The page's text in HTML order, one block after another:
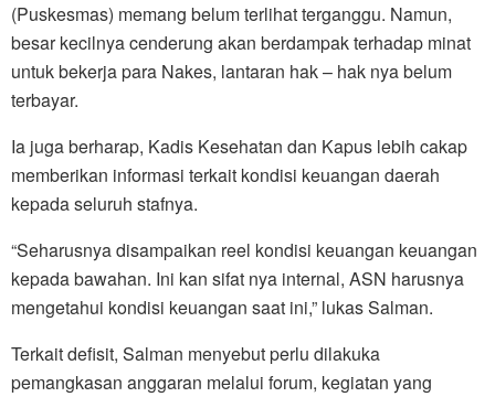
(Puskesmas) memang belum terlihat terganggu. Namun,
besar kecilnya cenderung akan berdampak terhadap minat
untuk bekerja para Nakes, lantaran hak – hak nya belum
terbayar.
Ia juga berharap, Kadis Kesehatan dan Kapus lebih cakap
memberikan informasi terkait kondisi keuangan daerah
kepada seluruh stafnya.
“Seharusnya disampaikan reel kondisi keuangan keuangan
kepada bawahan. Ini kan sifat nya internal, ASN harusnya
mengetahui kondisi keuangan saat ini,” lukas Salman.
Terkait defisit, Salman menyebut perlu dilakuka
pemangkasan anggaran melalui forum, kegiatan yang